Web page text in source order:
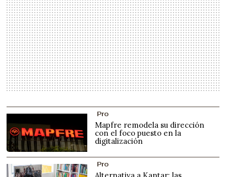
Pro
Mapfre remodela su dirección
con el foco puesto en la
digitalización
Pro